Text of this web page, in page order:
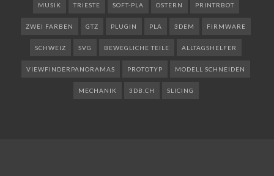
MUSIK TRIESTE SOFT-PLA OSTERN PRINTRBOT
ZWEI FARBEN GTZ PLUGIN PLA 3DEM FIRMWARE
SCHWEIZ SVG BEWEGLICHE TEILE ALLTAGSHELFER
VIEWFINDERPANORAMAS PROTOTYP MODELL SCHNEIDEN
MECHANIK 3DB.CH SLICING